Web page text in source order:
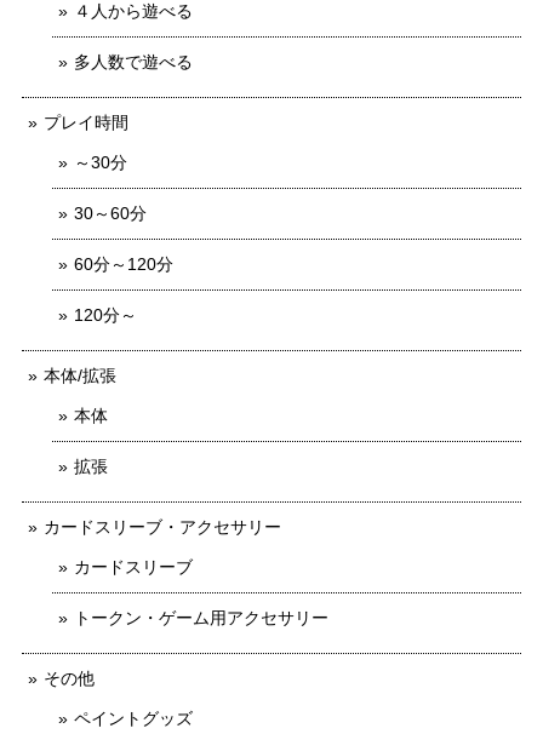
４人から遊べる
多人数で遊べる
プレイ時間
～30分
30～60分
60分～120分
120分～
本体/拡張
本体
拡張
カードスリーブ・アクセサリー
カードスリーブ
トークン・ゲーム用アクセサリー
その他
ペイントグッズ